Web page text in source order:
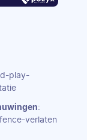
play-
:
verlaten